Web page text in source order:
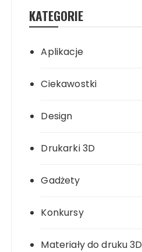
KATEGORIE
Aplikacje
Ciekawostki
Design
Drukarki 3D
Gadżety
Konkursy
Materiały do druku 3D